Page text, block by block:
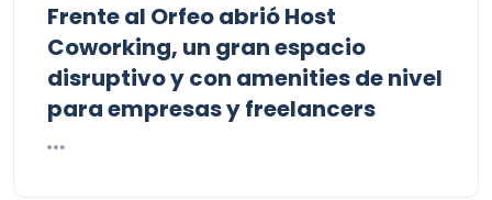
Frente al Orfeo abrió Host
Coworking, un gran espacio
disruptivo y con amenities de nivel
para empresas y freelancers